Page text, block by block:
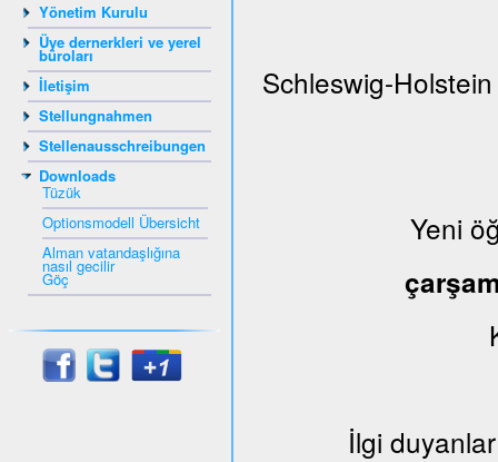
Yönetim Kurulu
Üye dernerkleri ve yerel
büroları
İletişim
Stellungnahmen
Stellenausschreibungen
Downloads
Tüzük
Optionsmodell Übersicht
Alman vatandaşlığına
nasıl gecilir
Göç
Schleswig-
Yeni
İlgi